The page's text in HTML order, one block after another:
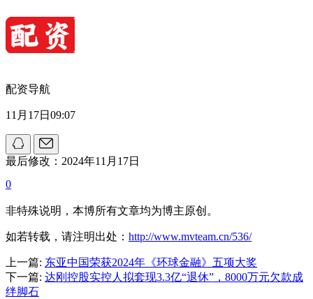
配资导航
11月17日09:07
最后修改：2024年11月17日
0
非特殊说明，本博所有文章均为博主原创。
如若转载，请注明出处： http://www.mvteam.cn/536/
上一篇: 东亚中国荣获2024年《环球金融》五项大奖
下一篇: 达刚控股实控人拟套现3.3亿“退休”，8000万元欠款成
绊脚石